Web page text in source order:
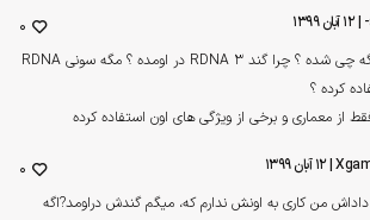
| ۱۲ آبان ۱۳۹۹
خب مگه چی شده ؟ چرا گند RDNA 3 در اومده ؟ مگه سونی RDNA
از معماری و برخی از ویژگی های اون استفاده کرده
0
| ۱۲ آبان ۱۳۹۹
من کاری به اونش ندارم که، میگم گندش دراومد?اگه
0